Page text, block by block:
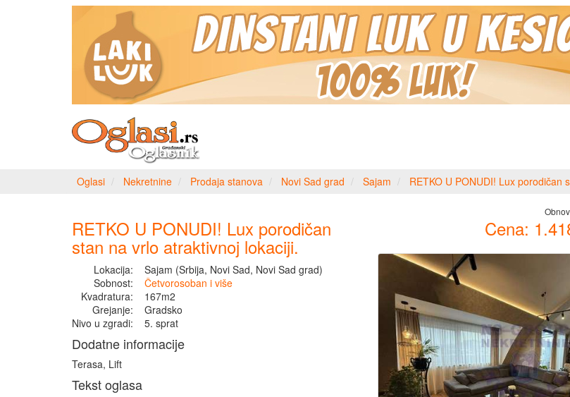
Oglasi Nekretnine Prodaja stanova Novi Sad grad Sajam RETKO U PONUDI! Lux porodičan
RETKO U PONUDI! Lux porodičan
stan na vrlo atraktivnoj lokaciji.
Lokacija:
Sajam (Srbija, Novi Sad, Novi Sad grad)
Sobnost:
Četvorosoban i više
Kvadratura:
167m2
Grejanje:
Gradsko
Nivo u zgradi:
5. sprat
Dodatne informacije
Terasa, Lift
Tekst oglasa
Cena: